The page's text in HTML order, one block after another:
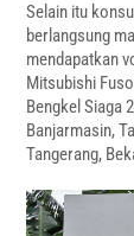
Selain itu
berlangsung
mendapatkan
Mitsubishi
Bengkel Siaga
Banjarmasin,
Tangerang,